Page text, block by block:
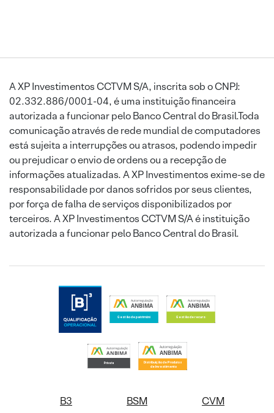
A XP Investimentos CCTVM S/A, inscrita sob o CNPJ:
02.332.886/0001-04, é uma instituição financeira
autorizada a funcionar pelo Banco Central do Brasil.Toda
comunicação através de rede mundial de computadores
está sujeita a interrupções ou atrasos, podendo impedir
ou prejudicar o envio de ordens ou a recepção de
informações atualizadas. A XP Investimentos exime-se de
responsabilidade por danos sofridos por seus clientes,
por força de falha de serviços disponibilizados por
terceiros. A XP Investimentos CCTVM S/A é instituição
autorizada a funcionar pelo Banco Central do Brasil.
B3 BSM CVM